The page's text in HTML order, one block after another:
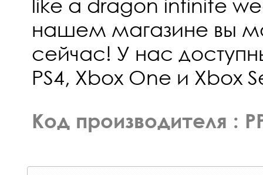
like a dragon infinite
нашем магазине вы
сейчас! У нас
PS4, Xbox One и Xbox
Код производителя :